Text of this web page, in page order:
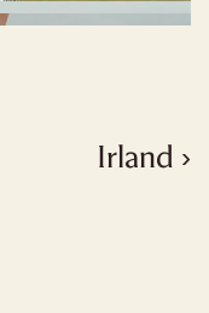
Irland ›